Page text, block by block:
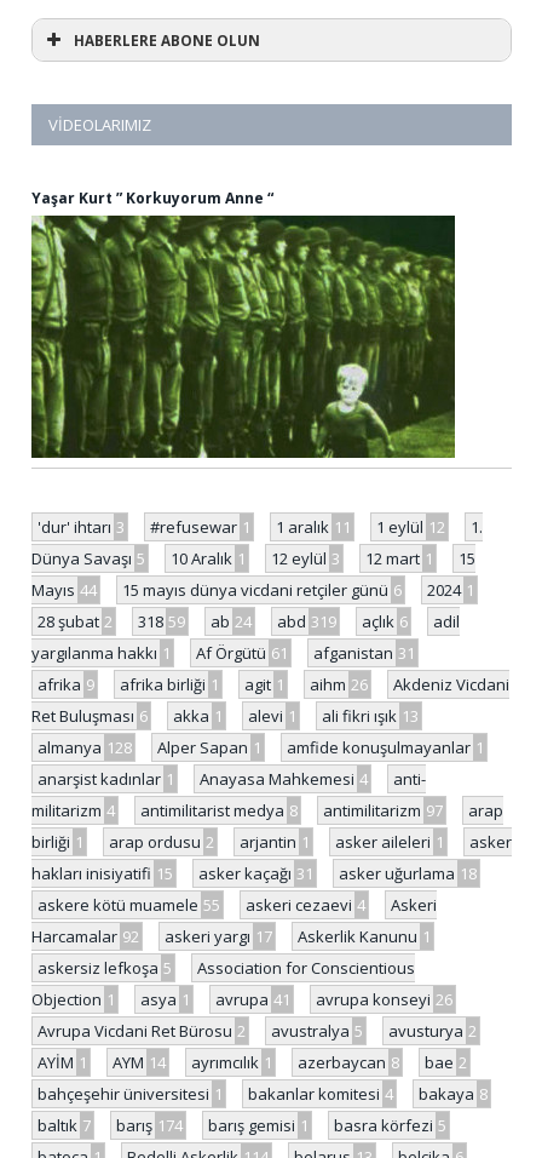
HABERLERE ABONE OLUN
VIDEOLARIMIZ
Yaşar Kurt ” Korkuyorum Anne “
'dur' ihtarı 3 #refusewar 1 1 aralık 11 1 eylül 12
1.
Dünya Savaşı 5 10 Aralık 1 12 eylül 3 12 mart 1
15
Mayıs 44 15 mayıs dünya vicdani retçiler günü 6 2024 1
28 şubat 2 318 59 ab 24 abd 319 açlık 6
adil
yargılanma hakkı 1 Af Örgütü 61 afganistan 31
afrika 9 afrika birliği 1 agit 1 aihm 26
Akdeniz Vicdani
Ret Buluşması 6 akka 1 alevi 1 ali fikri ışık 13
almanya 128 Alper Sapan 1 amfide konuşulmayanlar 1
anarşist kadınlar 1 Anayasa Mahkemesi 4
anti-
militarizm 4 antimilitarist medya 8 antimilitarizm 97
arap
birliği 1 arap ordusu 2 arjantin 1 asker aileleri 1
asker
hakları inisiyatifi 15 asker kaçağı 31 asker uğurlama 18
askere kötü muamele 55 askeri cezaevi 4
Askeri
Harcamalar 92 askeri yargı 17 Askerlik Kanunu 1
askersiz lefkoşa 5
Association for Conscientious
Objection 1 asya 1 avrupa 41 avrupa konseyi 26
Avrupa Vicdani Ret Bürosu 2 avustralya 5 avusturya 2
AYİM 1 AYM 14 ayrımcılık 1 azerbaycan 8 bae 2
bahçeşehir üniversitesi 1 bakanlar komitesi 4 bakaya 8
baltık 7 barış 174 barış gemisi 1 basra körfezi 5